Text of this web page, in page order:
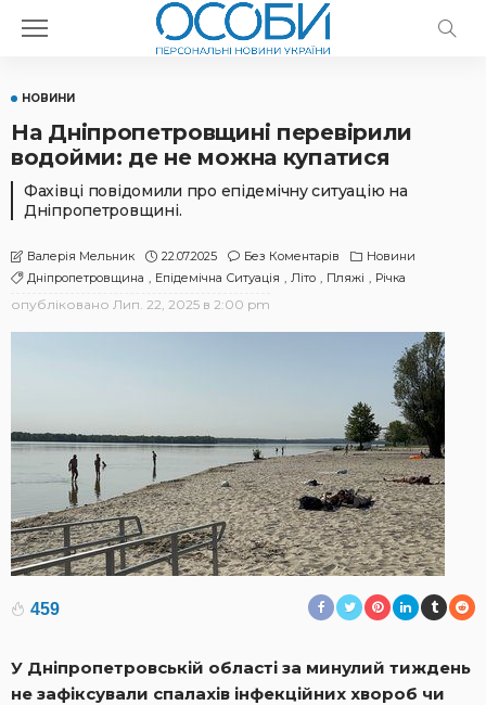
НОВИНИ
На Дніпропетровщині перевірили
водойми: де не можна купатися
Фахівці повідомили про епідемічну ситуацію на
Дніпропетровщині.
Валерія Мельник 22.07.2025 Без Коментарів
Новини
Дніпропетровщина
Епідемічна Ситуація Літо Пляжі Річка
опубліковано Лип. 22, 2025 в 2:00 pm
459
У Дніпропетровській області за минулий тиждень
не зафіксували спалахів інфекційних хвороб чи